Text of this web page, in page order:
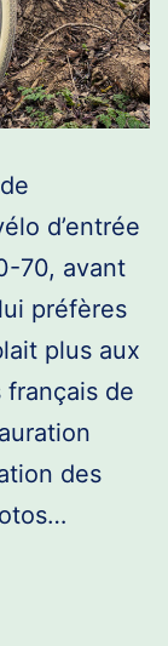
d’entrée
70, avant
préfères
plus aux
français de
des